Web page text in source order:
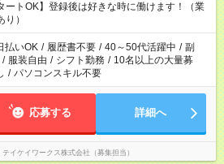
ートOK】登録後は好きな時に働けます！（業
）
払いOK / 履歴書不要 / 40～50代活躍中 / 副
/ 服装自由 / シフト勤務 / 10名以上の大量募
/ パソコンスキル不要
応募する 詳細へ
テイケイワークス株式会社（募集担当）